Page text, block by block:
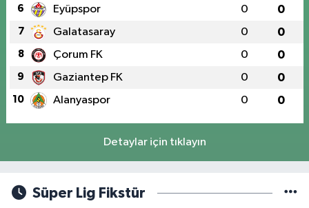
6 Eyüpspor 0 0
7 Galatasaray 0 0
8 Çorum FK 0 0
9 Gaziantep FK 0 0
10 Alanyaspor 0 0
Detaylar için tıklayın
Süper Lig Fikstür